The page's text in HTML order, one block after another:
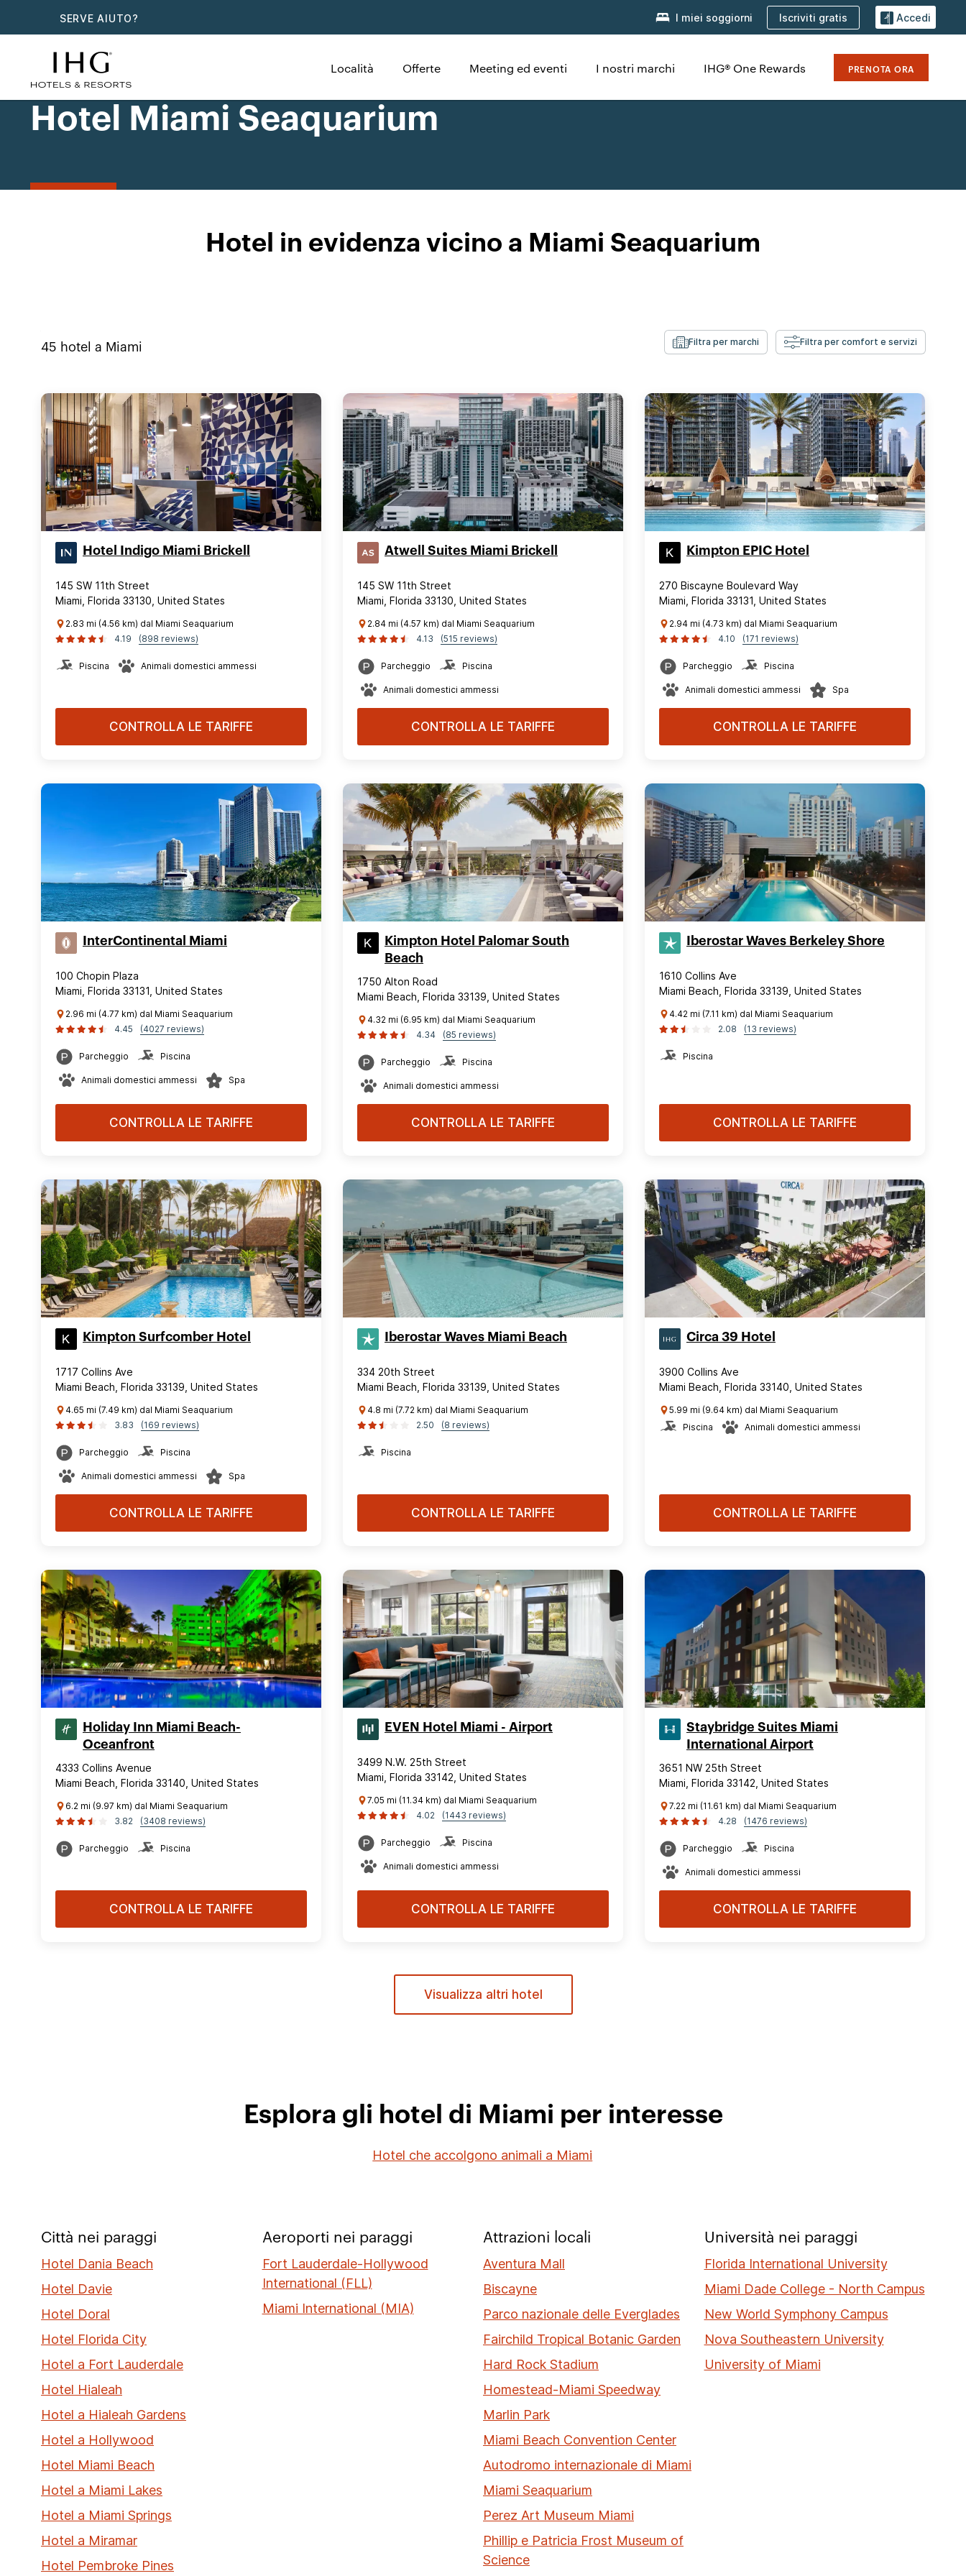
SERVE AIUTO? I miei soggiorni Iscriviti gratis Accedi
Località Offerte Meeting ed eventi I nostri marchi IHG® One Rewards PRENOTA ORA
Hotel Miami Seaquarium
Hotel in evidenza vicino a Miami Seaquarium
45 hotel a Miami Filtra per marchi Filtra per comfort e servizi
Hotel Indigo Miami Brickell
145 SW 11th Street
Miami, Florida 33130, United States
2.83 mi (4.56 km) dal Miami Seaquarium
4.19
(898 reviews)
Piscina Animali domestici ammessi
CONTROLLA LE TARIFFE
Atwell Suites Miami Brickell
145 SW 11th Street
Miami, Florida 33130, United States
2.84 mi (4.57 km) dal Miami Seaquarium
4.13
(515 reviews)
Parcheggio Piscina
Animali domestici ammessi
CONTROLLA LE TARIFFE
Kimpton EPIC Hotel
270 Biscayne Boulevard Way
Miami, Florida 33131, United States
2.94 mi (4.73 km) dal Miami Seaquarium
4.10
(171 reviews)
Parcheggio Piscina
Animali domestici ammessi Spa
CONTROLLA LE TARIFFE
InterContinental Miami
100 Chopin Plaza
Miami, Florida 33131, United States
2.96 mi (4.77 km) dal Miami Seaquarium
4.45
(4027 reviews)
Parcheggio Piscina
Animali domestici ammessi Spa
CONTROLLA LE TARIFFE
Kimpton Hotel Palomar South
Beach
1750 Alton Road
Miami Beach, Florida 33139, United States
4.32 mi (6.95 km) dal Miami Seaquarium
4.34
(85 reviews)
Parcheggio Piscina
Animali domestici ammessi
CONTROLLA LE TARIFFE
Iberostar Waves Berkeley Shore
1610 Collins Ave
Miami Beach, Florida 33139, United States
4.42 mi (7.11 km) dal Miami Seaquarium
2.08
(13 reviews)
Piscina
CONTROLLA LE TARIFFE
Kimpton Surfcomber Hotel
1717 Collins Ave
Miami Beach, Florida 33139, United States
4.65 mi (7.49 km) dal Miami Seaquarium
3.83
(169 reviews)
Parcheggio Piscina
Animali domestici ammessi Spa
CONTROLLA LE TARIFFE
Iberostar Waves Miami Beach
334 20th Street
Miami Beach, Florida 33139, United States
4.8 mi (7.72 km) dal Miami Seaquarium
2.50
(8 reviews)
Piscina
CONTROLLA LE TARIFFE
Circa 39 Hotel
3900 Collins Ave
Miami Beach, Florida 33140, United States
5.99 mi (9.64 km) dal Miami Seaquarium
Piscina
Animali domestici ammessi
CONTROLLA LE TARIFFE
Holiday Inn Miami Beach-
Oceanfront
4333 Collins Avenue
Miami Beach, Florida 33140, United States
6.2 mi (9.97 km) dal Miami Seaquarium
3.82
(3408 reviews)
Parcheggio Piscina
CONTROLLA LE TARIFFE
EVEN Hotel Miami - Airport
3499 N.W. 25th Street
Miami, Florida 33142, United States
7.05 mi (11.34 km) dal Miami Seaquarium
4.02
(1443 reviews)
Parcheggio Piscina
Animali domestici ammessi
CONTROLLA LE TARIFFE
Staybridge Suites Miami
International Airport
3651 NW 25th Street
Miami, Florida 33142, United States
7.22 mi (11.61 km) dal Miami Seaquarium
4.28
(1476 reviews)
Parcheggio Piscina
Animali domestici ammessi
CONTROLLA LE TARIFFE
Visualizza altri hotel
Esplora gli hotel di Miami per interesse
Hotel che accolgono animali a Miami
Città nei paraggi
Hotel Dania Beach
Hotel Davie
Hotel Doral
Hotel Florida City
Hotel a Fort Lauderdale
Hotel Hialeah
Hotel a Hialeah Gardens
Hotel a Hollywood
Hotel Miami Beach
Hotel a Miami Lakes
Hotel a Miami Springs
Hotel a Miramar
Hotel Pembroke Pines
Aeroporti nei paraggi
Fort Lauderdale-Hollywood
International (FLL)
Miami International (MIA)
Attrazioni locali
Aventura Mall
Biscayne
Parco nazionale delle Everglades
Fairchild Tropical Botanic Garden
Hard Rock Stadium
Homestead-Miami Speedway
Marlin Park
Miami Beach Convention Center
Autodromo internazionale di Miami
Miami Seaquarium
Perez Art Museum Miami
Phillip e Patricia Frost Museum of
Science
Università nei paraggi
Florida International University
Miami Dade College - North Campus
New World Symphony Campus
Nova Southeastern University
University of Miami